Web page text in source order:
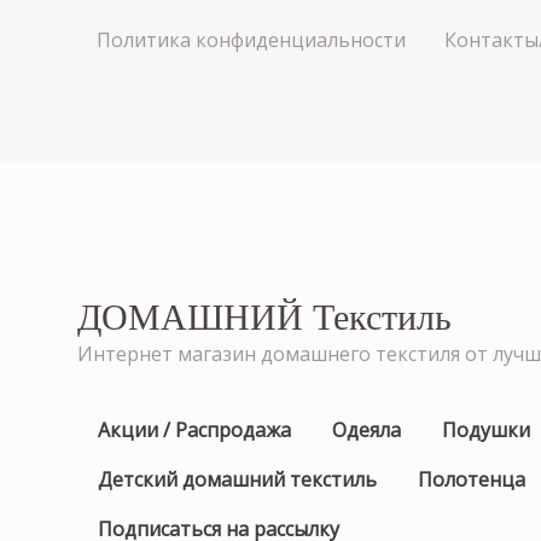
Политика конфиденциальности
ДОМАШНИЙ Текстиль
Интернет магазин домашнего текстиля от
Акции / Распродажа Одеяла Подушки
Детский домашний текстиль
Полотенца
Подписаться на рассылку